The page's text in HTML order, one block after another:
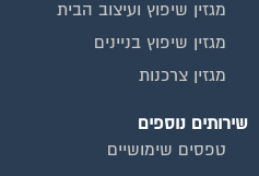
מגזין צרכנות
שירותים נוספים
אינדקס נותני שירותים לוועד הבית
המוקד לדייר